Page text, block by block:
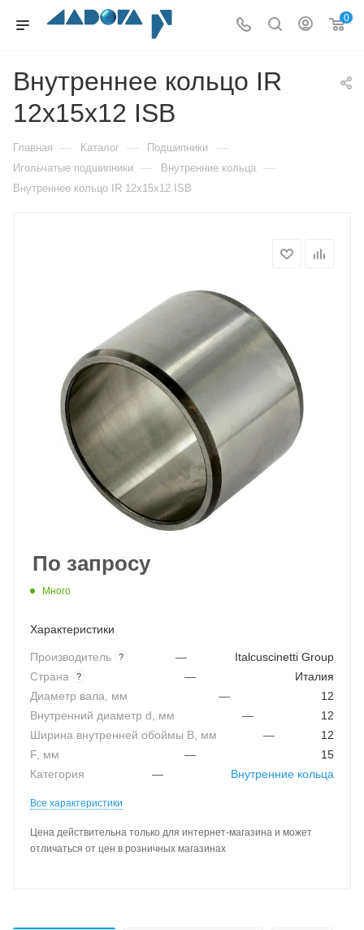
0
Внутреннее кольцо IR
12x15x12 ISB
Главная — Каталог — Подшипники —
Игольчатые подшипники — Внутренние кольца —
Внутреннее кольцо IR 12x15x12 ISB
По запросу
Много
Характеристики
Производитель ? —
Italcuscinetti Group
Страна
? —
Италия
Диаметр вала, мм
—
12
Внутренний диаметр d, мм
—
12
Ширина внутренней обоймы B, мм
—
12
F, мм
—
15
Категория
— Внутренние кольца
Все характеристики
Цена действительна только для интернет-магазина и может
отличаться от цен в розничных магазинах